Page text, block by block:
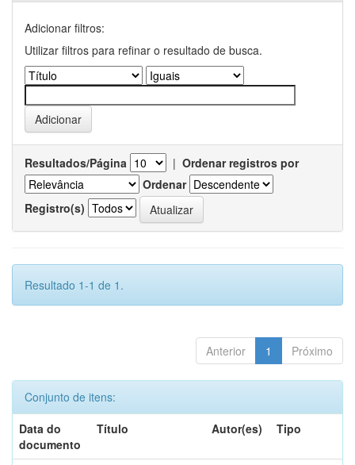
Adicionar filtros:
Utilizar filtros para refinar o resultado de busca.
Resultados/Página | Ordenar registros por
Ordenar
Registro(s)
Resultado 1-1 de 1.
Anterior 1 Próximo
Conjunto de itens:
Data do
documento
Título Autor(es) Tipo